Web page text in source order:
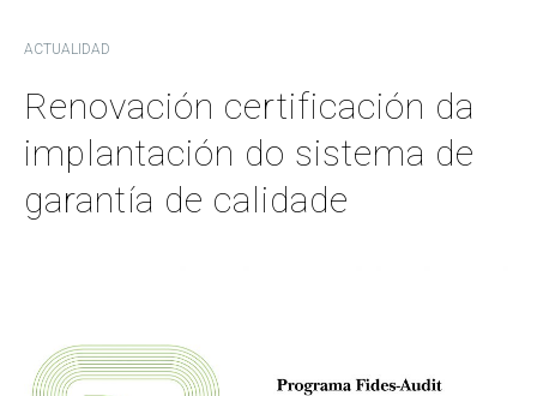
ACTUALIDAD
Renovación certificación da
implantación do sistema de
garantía de calidade